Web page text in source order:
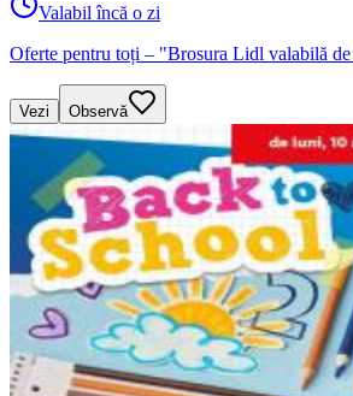
Valabil încă o zi
Oferte pentru toți – "Brosura Lidl valabilă
Vezi Observă